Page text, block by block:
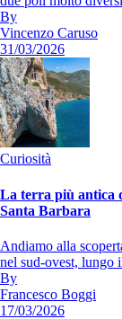
By
Vincenzo Caruso
31/03/2026
Curiosità
La terra più antica
Santa Barbara
Andiamo alla
nel sud-ovest,
By
Francesco Boggi
17/03/2026